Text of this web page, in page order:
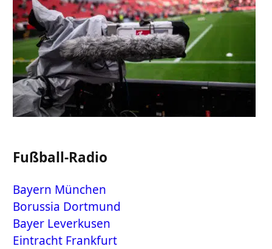
Fußball-Radio
Bayern München
Borussia Dortmund
Bayer Leverkusen
Eintracht Frankfurt